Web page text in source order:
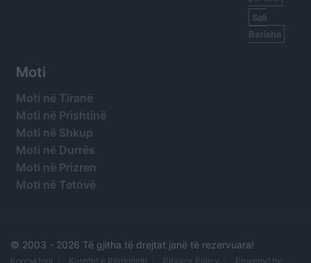
Sali
Berisha
Moti
Moti në Tiranë
Moti në Prishtinë
Moti në Shkup
Moti në Durrës
Moti në Prizren
Moti në Tetovë
© 2003 - 2026 Të gjitha të drejtat janë të rezervuara!
Kontaktoni Kushtet e Përdorimit Privacy Policy Powered by: